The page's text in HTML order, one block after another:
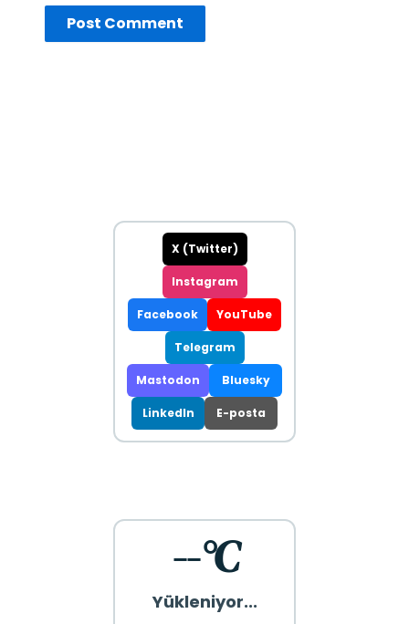
X (Twitter)
Instagram
Facebook YouTube
Telegram
Mastodon Bluesky
LinkedIn E-posta
--°C
Yükleniyor...